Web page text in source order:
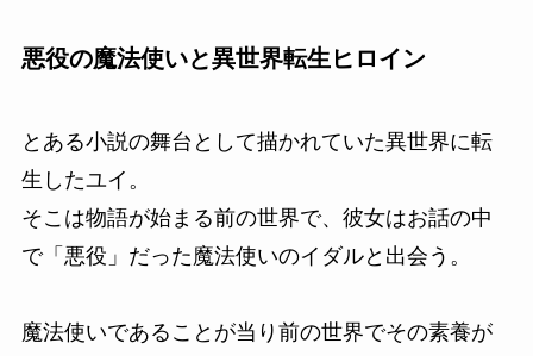
悪役の魔法使いと異世界転生ヒロイン
とある小説の舞台として描かれていた異世界に転
生したユイ。
そこは物語が始まる前の世界で、彼女はお話の中
で「悪役」だった魔法使いのイダルと出会う。
魔法使いであることが当り前の世界でその素養が